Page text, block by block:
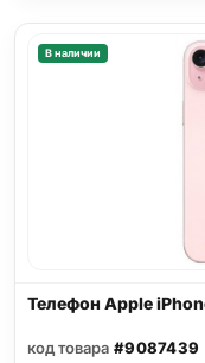
В наличии
Телефон Apple
код товара #9087439